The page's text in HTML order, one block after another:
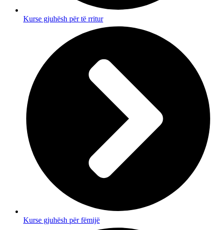
Kurse gjuhësh për të rritur
Kurse gjuhësh për fëmijë